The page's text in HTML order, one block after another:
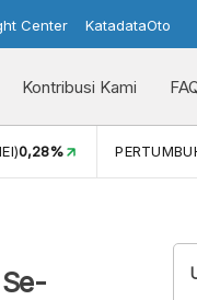
Center KatadataOto
Kontribusi Kami
PERTUMBUHAN EKONOMI